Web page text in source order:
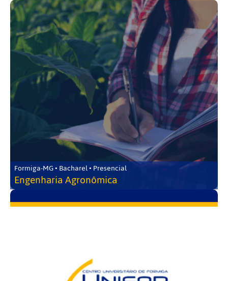
Formiga-MG • Bacharel • Presencial
Engenharia Agronômica